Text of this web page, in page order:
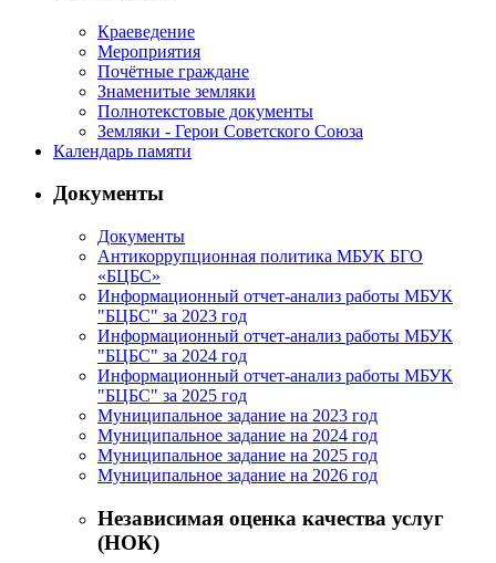
Краеведение
Мероприятия
Почётные граждане
Знаменитые земляки
Полнотекстовые документы
Земляки - Герои Советского Союза
Календарь памяти
Документы
Документы
Антикоррупционная политика МБУК БГО
«БЦБС»
Информационный отчет-анализ работы МБУК
"БЦБС" за 2023 год
Информационный отчет-анализ работы МБУК
"БЦБС" за 2024 год
Информационный отчет-анализ работы МБУК
"БЦБС" за 2025 год
Муниципальное задание на 2023 год
Муниципальное задание на 2024 год
Муниципальное задание на 2025 год
Муниципальное задание на 2026 год
Независимая оценка качества услуг
(НОК)